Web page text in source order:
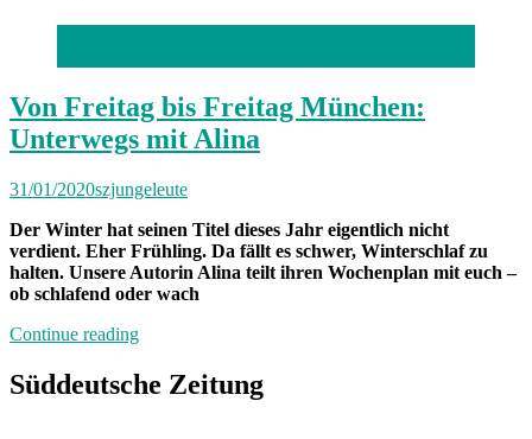
Von Freitag bis Freitag München:
Unterwegs mit Alina
31/01/2020szjungeleute
Der Winter hat seinen Titel dieses Jahr eigentlich nicht
verdient. Eher Frühling. Da fällt es schwer, Winterschlaf zu
halten. Unsere Autorin Alina teilt ihren Wochenplan mit euch –
ob schlafend oder wach
Continue reading„Von
bis
Freitag
Süddeutsche Zeitung